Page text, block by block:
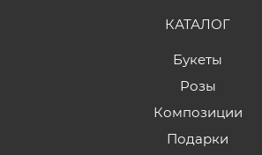
КАТАЛОГ
Букеты
Розы
Композиции
Подарки